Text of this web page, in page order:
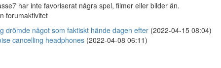
har inte favoriserat några spel, filmer eller bilder än.
forumaktivitet
drömde något som faktiskt hände dagen efter (2022-04-15 08:04)
cancelling headphones (2022-04-08 06:11)